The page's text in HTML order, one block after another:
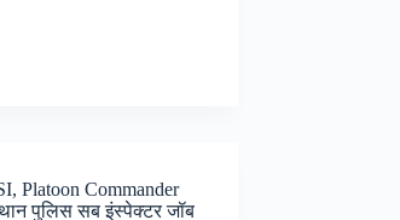
Platoon Commander
पुलिस सब इंस्पेक्टर जॉब